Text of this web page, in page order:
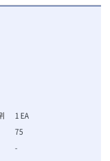
1 EA
75
-